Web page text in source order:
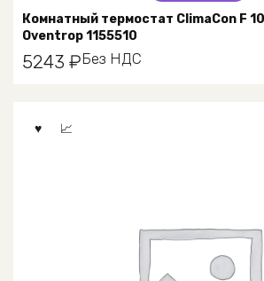
Комнатный термостат ClimaCon F
Oventrop 1155510
5243 ₽Без НДС